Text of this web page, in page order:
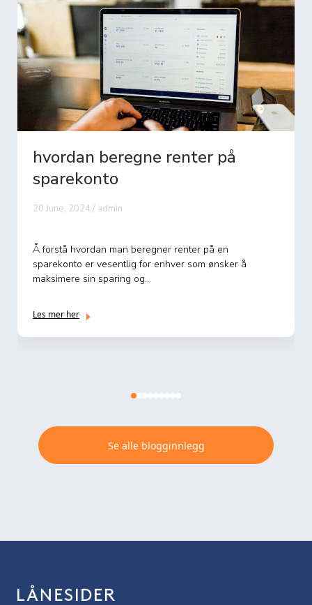
hvordan beregne renter på
sparekonto
20 June, 2024 / admin
Å forstå hvordan man beregner renter på en
sparekonto er vesentlig for enhver som ønsker å
maksimere sin sparing og...
Les mer her
Se alle blogginnlegg